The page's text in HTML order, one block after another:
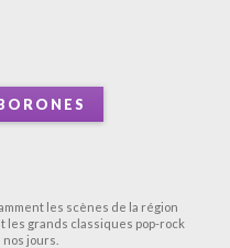
les scènes de la région
grands classiques pop-rock
jours.